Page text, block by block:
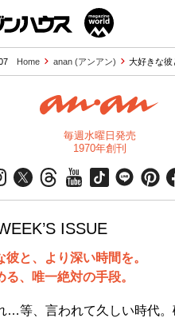
Home anan (アンアン) 大好きな彼
毎週水曜日発売
1970年創刊
ISSUE
彼と、より深い時間を。
る、唯一絶対の手段。
…等、言われて久しい時代。